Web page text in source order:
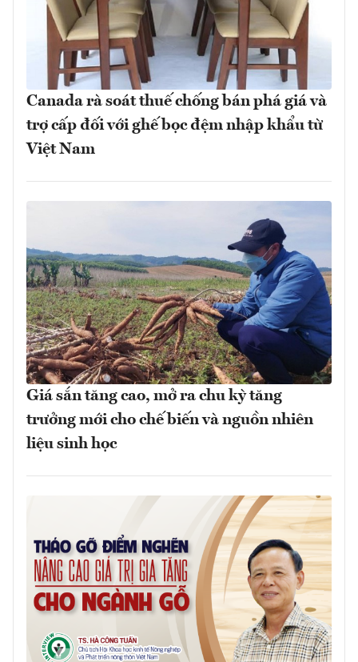
Canada rà soát thuế chống bán phá giá và
trợ cấp đối với ghế bọc đệm nhập khẩu từ
Việt Nam
Giá sắn tăng cao, mở ra chu kỳ tăng
trưởng mới cho chế biến và nguồn nhiên
liệu sinh học